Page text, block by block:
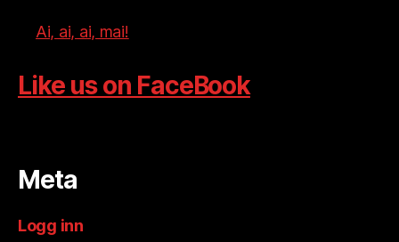
Ai, ai, ai, mai!
Like us on FaceBook
Meta
Logg inn